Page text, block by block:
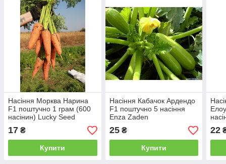
Насіння Морква Нарина
F1 поштучно 1 грам (600
насінин) Lucky Seed
17 ₴
Купити
Насіння Кабачок Ардендо
F1 поштучно 5 насіння
Enza Zaden
25₴
Купити
22